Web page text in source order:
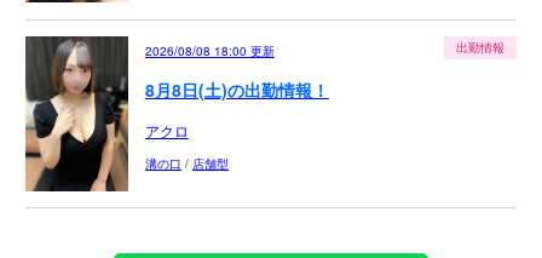
出勤情報
2026/08/08 18:00 更新
8月8日(土)の出勤情報！
アクロ
溝の口 / 店舗型